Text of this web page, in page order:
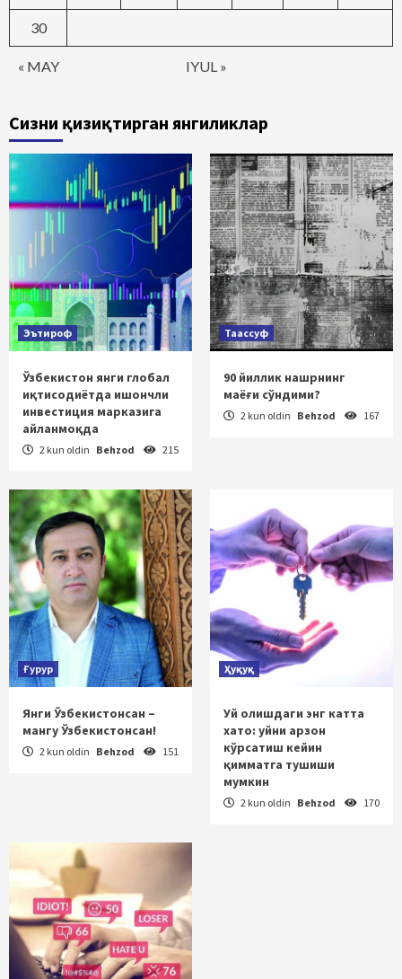
« MAY IYUL »
30
Сизни қизиқтирган янгиликлар
Эътироф
Ўзбекистон янги глобал
иқтисодиётда ишончли
инвестиция марказига
айланмоқда
2 kun oldin Behzod 215
Таассуф
90 йиллик нашрнинг
маёғи сўндими?
2 kun oldin Behzod 167
Ғурур
Янги Ўзбекистонсан –
мангу Ўзбекистонсан!
2 kun oldin Behzod 151
Ҳуқуқ
Уй олишдаги энг катта
хато: уйни арзон
кўрсатиш кейин
қимматга тушиши
мумкин
2 kun oldin Behzod 170